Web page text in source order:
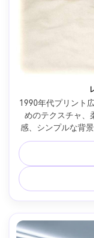
1990年代プリント
めのテクスチャ、
感、シンプルな背
ートフラッシュ、